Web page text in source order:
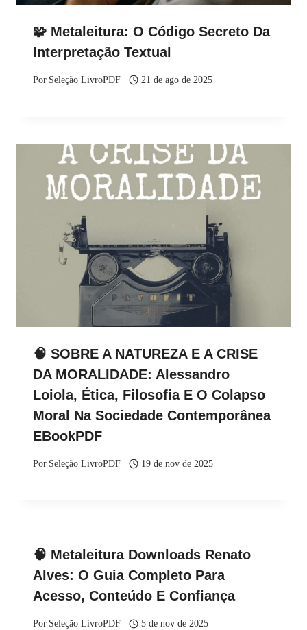
🧩 Metaleitura: O Código Secreto Da
Interpretação Textual
Por Seleção LivroPDF 21 de ago de 2025
🧠 SOBRE A NATUREZA E A CRISE
DA MORALIDADE: Alessandro
Loiola, Ética, Filosofia E O Colapso
Moral Na Sociedade Contemporânea
EBookPDF
Por Seleção LivroPDF 19 de nov de 2025
🧠 Metaleitura Downloads Renato
Alves: O Guia Completo Para
Acesso, Conteúdo E Confiança
Por Seleção LivroPDF 5 de nov de 2025